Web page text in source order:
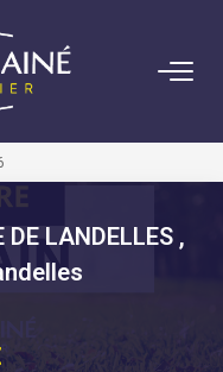
LANDELLES ,